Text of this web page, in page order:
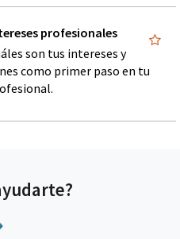
profesionales
son tus intereses y
como primer paso en tu